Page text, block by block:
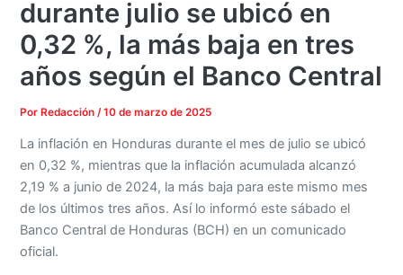
durante julio se ubicó en
0,32 %, la más baja en tres
años según el Banco Central
PorRedacción /10 de marzo de 2025
La inflación en Honduras durante el mes de julio se ubicó
en 0,32 %, mientras que la inflación acumulada alcanzó
2,19 % a junio de 2024, la más baja para este mismo mes
de los últimos tres años. Así lo informó este sábado el
Banco Central de Honduras (BCH) en un comunicado
oficial.